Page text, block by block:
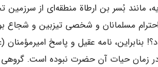
مانند بُسر بن ارطاة منطقه‌ای از
مسلمانان و شخصی تیزبین و شجاع
نامه عقیل و پاسخ امیرمؤمنان
زمان حیات آن حضرت نبوده است. گروهی